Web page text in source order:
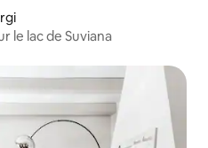
le lac de Suviana